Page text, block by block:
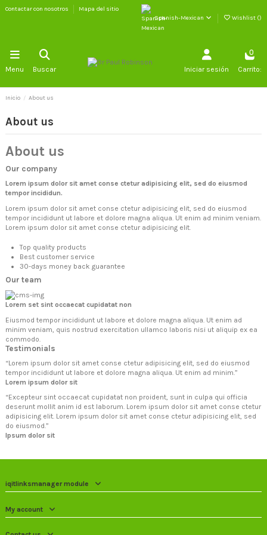
Contactar con nosotros
Mapa del sitio
Spanish-Mexican
Wishlist ()
Menu Buscar Iniciar sesión
0
Carrito:
Inicio About us
About us
About us
Our company
Lorem ipsum dolor sit amet conse ctetur adipisicing elit, sed do eiusmod
tempor incididun.
Lorem ipsum dolor sit amet conse ctetur adipisicing elit, sed do eiusmod
tempor incididunt ut labore et dolore magna aliqua. Ut enim ad minim veniam.
Lorem ipsum dolor sit amet conse ctetur adipisicing elit.
Top quality products
Best customer service
30-days money back guarantee
Our team
Lorem set sint occaecat cupidatat non
Eiusmod tempor incididunt ut labore et dolore magna aliqua. Ut enim ad
minim veniam, quis nostrud exercitation ullamco laboris nisi ut aliquip ex ea
commodo.
Testimonials
“Lorem ipsum dolor sit amet conse ctetur adipisicing elit, sed do eiusmod
tempor incididunt ut labore et dolore magna aliqua. Ut enim ad minim. ”
Lorem ipsum dolor sit
“Excepteur sint occaecat cupidatat non proident, sunt in culpa qui officia
deserunt mollit anim id est laborum. Lorem ipsum dolor sit amet conse ctetur
adipisicing elit. Lorem ipsum dolor sit amet conse ctetur adipisicing elit, sed
do eiusmod.”
Ipsum dolor sit
iqitlinksmanager module
My account